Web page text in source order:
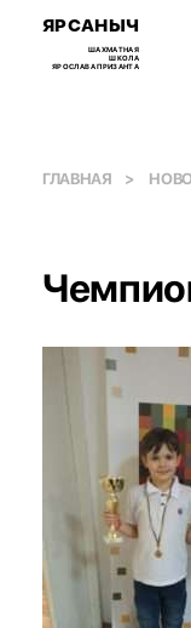
ЯРСАНЫЧ
ШАХМАТНАЯ
ШКОЛА
ЯРОСЛАВА ПРИЗАНТА
ГЛАВНАЯ